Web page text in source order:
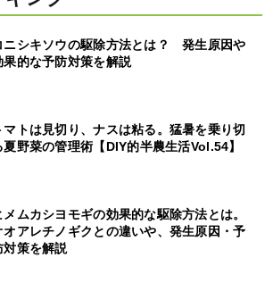
ニシキソウの駆除方法とは？ 発生原因や
果的な予防対策を解説
マトは見切り、ナスは粘る。猛暑を乗り切
夏野菜の管理術【DIY的半農生活Vol.54】
メムカシヨモギの効果的な駆除方法とは。
オアレチノギクとの違いや、発生原因・予
対策を解説